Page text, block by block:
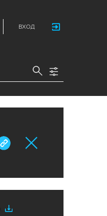
ВХОД